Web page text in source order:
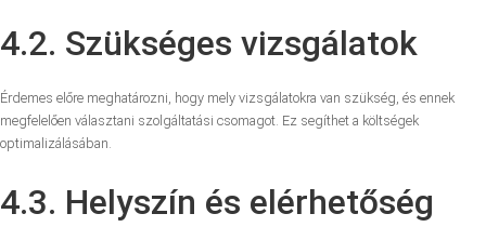
4.2. Szükséges vizsgálatok
Érdemes előre meghatározni, hogy mely vizsgálatokra van szükség, és ennek
megfelelően választani szolgáltatási csomagot. Ez segíthet a költségek
optimalizálásában.
4.3. Helyszín és elérhetőség